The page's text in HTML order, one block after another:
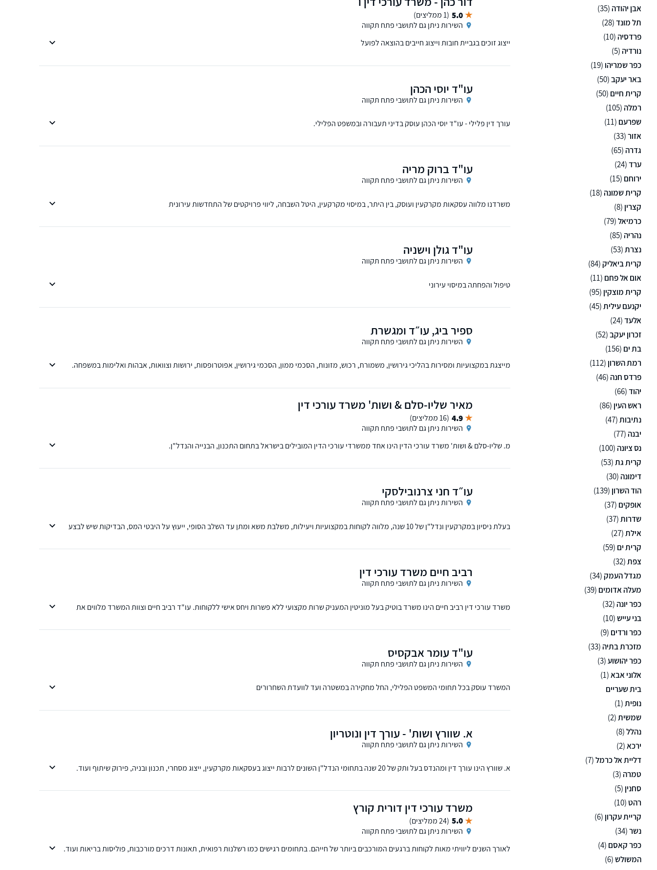
אבן יהודה (35)
תל מונד(28)
פרדסיה (10)
נורדיה (5)
כפר שמריהו (19)
באר יעקב(50)
קרית חיים (50)
רמלה (105)
שפרעם (11)
אזור(33)
גדרה (65)
ערד(24)
ירוחם (15)
קרית שמונה (18)
קצרין (8)
כרמיאל(79)
נהריה (85)
נצרת(53)
קרית ביאליק(84)
אום אל פחם (11)
קרית מוצקין (95)
יקנעם עילית(45)
אלעד(24)
זכרון יעקב(52)
בת ים (156)
רמת השרון (112)
פרדס חנה (46)
יהוד(66)
ראש העין (86)
נתיבות(47)
יבנה (77)
נס ציונה (100)
קרית גת(53)
דימונה (30)
הוד השרון (139)
אופקים (37)
שדרות(37)
אילת(27)
קרית ים (59)
צפת(32)
מגדל העמק(34)
מעלה אדומים (39)
כפר יונה (32)
בני עייש(10)
כפר ורדים (9)
מזכרת בתיה (33)
כפר יהושוע(3)
אלוני אבא(1)
בית שעריים
נופית(1)
שמשית(2)
נהלל(8)
ירכא(2)
דליית אל כרמל(7)
טמרה (3)
סחנין (5)
רהט(10)
קריית עקרון (6)
נשר(34)
כפר קאסם (4)
המשולש(6)
5.0 (1 ממליצים)
השירות ניתן גם לתושבי פתח תקווה
ייצוג זוכים בגביית חובות וייצוג חייבים בהוצאה לפועל
עו"ד יוסי הכהן
השירות ניתן גם לתושבי פתח תקווה
עורך דין פלילי - עו"ד יוסי הכהן עוסק בדיני תעבורה ובמשפט הפלילי.
עו"ד ברוק מריה
השירות ניתן גם לתושבי פתח תקווה
משרדנו מלווה עסקאות מקרקעין ועוסק, בין היתר, במיסוי מקרקעין, היטל השבחה, ליווי פרויקטים של התחדשות עירונית
עו"ד גולן וישניה
השירות ניתן גם לתושבי פתח תקווה
טיפול והפחתה במיסוי עירוני
ספיר ביג, עו״ד ומגשרת
השירות ניתן גם לתושבי פתח תקווה
מייצגת במקצועיות ומסירות בהליכי גירושין, משמורת, רכוש, מזונות, הסכמי ממון, הסכמי גירושין, אפוטרופסות, ירושות וצוואות, אבהות ואלימות במשפחה.
מאיר שליו-סלם & ושות' משרד עורכי דין
4.9 (16 ממליצים)
השירות ניתן גם לתושבי פתח תקווה
מ. שליו-סלם & ושות' משרד עורכי הדין הינו אחד ממשרדי עורכי הדין המובילים בישראל בתחום התכנון, הבנייה והנדל"ן.
עו״ד חני צרנובילסקי
השירות ניתן גם לתושבי פתח תקווה
בעלת ניסיון במקרקעין ונדל"ן של 10 שנה, מלווה לקוחות במקצועיות ויעילות, משלבת משא ומתן עד השלב הסופי, ייעוץ על היבטי המס, הבדיקות שיש לבצע
רביב חיים משרד עורכי דין
השירות ניתן גם לתושבי פתח תקווה
משרד עורכי דין רביב חיים הינו משרד בוטיק בעל מוניטין המעניק שרות מקצועי ללא פשרות ויחס אישי ללקוחות. עו"ד רביב חיים וצוות המשרד מלווים את
עו"ד עומר אבקסיס
השירות ניתן גם לתושבי פתח תקווה
המשרד עוסק בכל תחומי המשפט הפלילי, החל מחקירה במשטרה ועד לוועדת השחרורים
א. שוורץ ושות' - עורך דין ונוטריון
השירות ניתן גם לתושבי פתח תקווה
א. שוורץ הינו עורך דין ומהנדס בעל ותק של 20 שנה בתחומי הנדל"ן השונים לרבות ייצוג בעסקאות מקרקעין, ייצוג מסחרי, תכנון ובניה, פירוק שיתוף ועוד.
משרד עורכי דין דורית קורץ
5.0 (24 ממליצים)
השירות ניתן גם לתושבי פתח תקווה
לאורך השנים ליוויתי מאות לקוחות ברגעים המורכבים ביותר של חייהם. בתחומים רגישים כמו רשלנות רפואית, תאונות דרכים מורכבות, פוליסות בריאות ועוד.